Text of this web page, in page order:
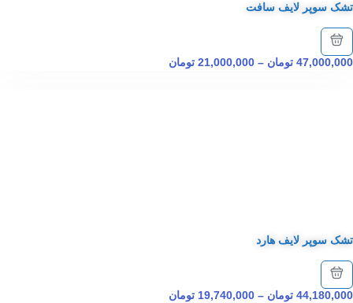
تشک سوپر لایف سافت
47,000,000 تومان –
21,000,000 تومان
تشک سوپر لایف هارد
44,180,000 تومان –
19,740,000 تومان